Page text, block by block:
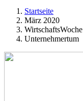
Startseite
März 2020
WirtschaftsWoche
Unternehmertum